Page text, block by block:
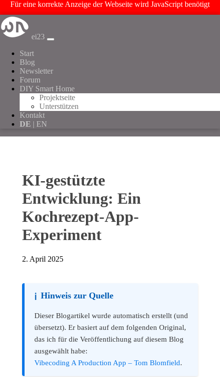
Für eine korrekte Anzeige der Webseite wird JavaScript benötigt
ei23
Start
Blog
Newsletter
Forum
DIY Smart Home
Projektseite
Unterstützen
Kontakt
DE | EN
KI-gestützte
Entwicklung: Ein
Kochrezept-App-
Experiment
2. April 2025
ℹ️ Hinweis zur Quelle
Dieser Blogartikel wurde automatisch erstellt (und
übersetzt). Er basiert auf dem folgenden Original,
das ich für die Veröffentlichung auf diesem Blog
ausgewählt habe:
Vibecoding A Production App – Tom Blomfield.